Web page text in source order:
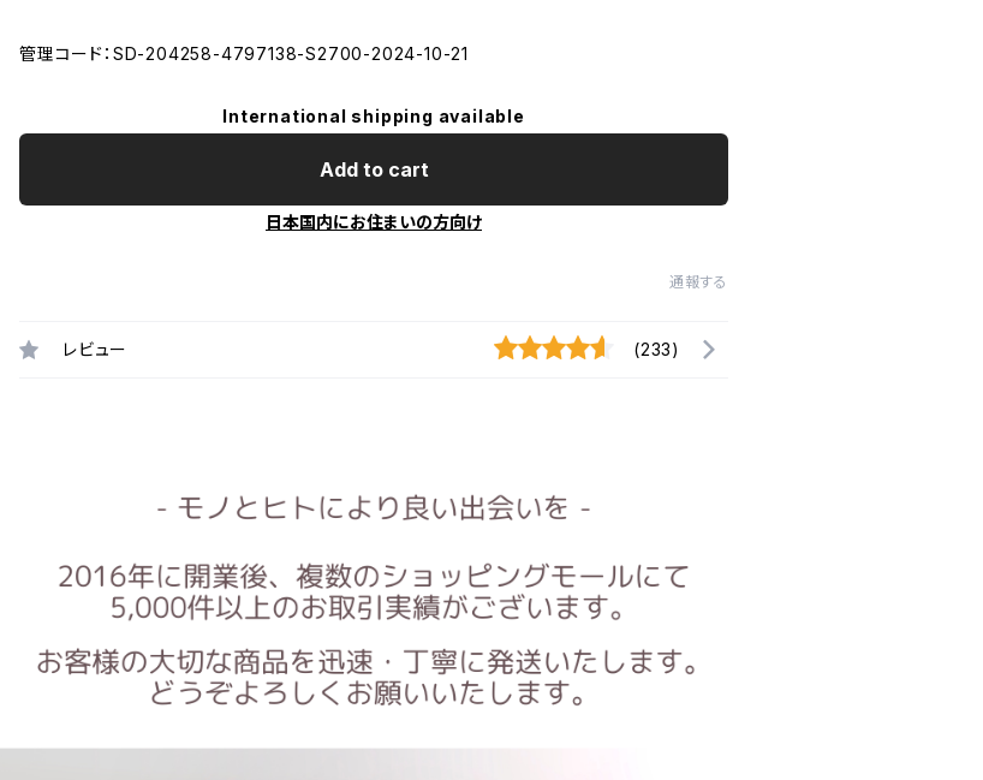
管理コード：SD-204258-4797138-S2700-2024-10-21
International shipping available
Add to cart
日本国内にお住まいの方向け
通報する
レビュー (233)